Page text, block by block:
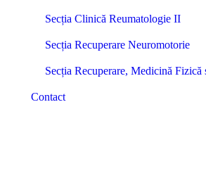
Secția Clinică Reumatologie II
Secția Recuperare Neuromotorie
Secția Recuperare, Medicină
Contact